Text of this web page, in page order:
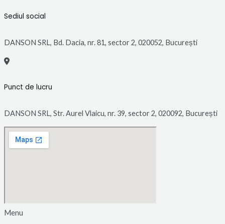
Sediul social
DANSON SRL, Bd. Dacia, nr. 81, sector 2, 020052, București
Punct de lucru
DANSON SRL, Str. Aurel Vlaicu, nr. 39, sector 2, 020092, București
Menu